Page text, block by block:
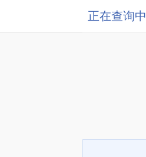
正在查询中